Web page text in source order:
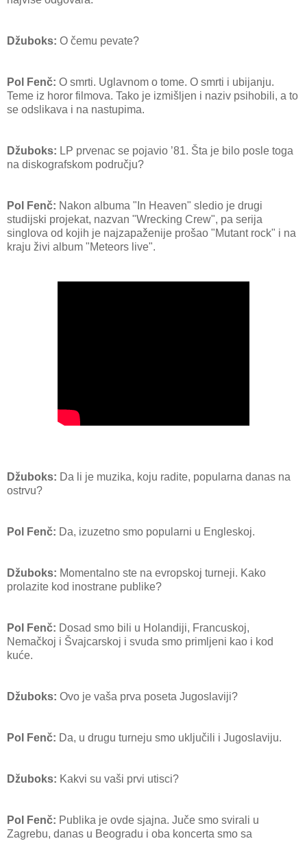
Džuboks: O čemu pevate?
Pol Fenč: O smrti. Uglavnom o tome. O smrti i ubijanju.
Teme iz horor filmova. Tako je izmišljen i naziv psihobili, a to
se odslikava i na nastupima.
Džuboks: LP prvenac se pojavio ’81. Šta je bilo posle toga
na diskografskom području?
Pol Fenč: Nakon albuma "In Heaven" sledio je drugi
studijski projekat, nazvan "Wrecking Crew", pa serija
singlova od kojih je najzapaženije prošao "Mutant rock" i na
kraju živi album "Meteors live".
Džuboks: Da li je muzika, koju radite, popularna danas na
ostrvu?
Pol Fenč: Da, izuzetno smo popularni u Engleskoj.
Džuboks: Momentalno ste na evropskoj turneji. Kako
prolazite kod inostrane publike?
Pol Fenč: Dosad smo bili u Holandiji, Francuskoj,
Nemačkoj i Švajcarskoj i svuda smo primljeni kao i kod
kuće.
Džuboks: Ovo je vaša prva poseta Jugoslaviji?
Pol Fenč: Da, u drugu turneju smo uključili i Jugoslaviju.
Džuboks: Kakvi su vaši prvi utisci?
Pol Fenč: Publika je ovde sjajna. Juče smo svirali u
Zagrebu, danas u Beogradu i oba koncerta smo sa